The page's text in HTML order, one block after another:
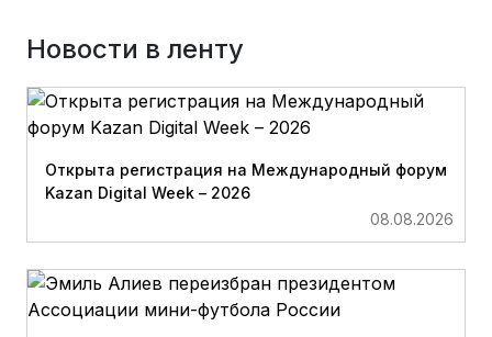
Новости в ленту
Открыта регистрация на Международный форум
Kazan Digital Week – 2026
08.08.2026